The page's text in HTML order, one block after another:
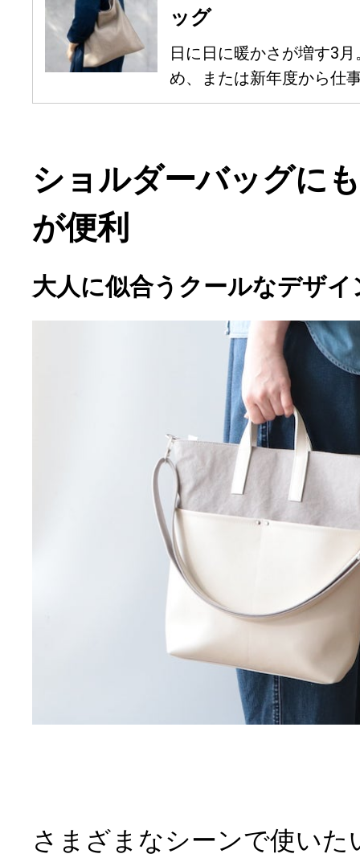
ッグ
日に日に暖かさが増す3
め、または新年度から仕
ショルダーバッグに
が便利
大人に似合うクールなデザイ
さまざまなシーンで使い